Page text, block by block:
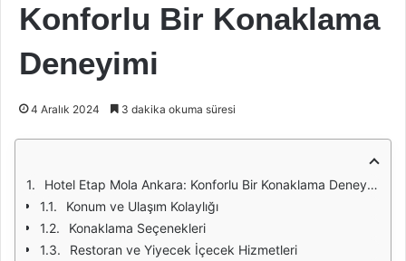
Konforlu Bir Konaklama
Deneyimi
4 Aralık 2024 3 dakika okuma süresi
Hotel Etap Mola Ankara: Konforlu Bir Konaklama Deneyimi
Konum ve Ulaşım Kolaylığı
Konaklama Seçenekleri
Restoran ve Yiyecek İçecek Hizmetleri